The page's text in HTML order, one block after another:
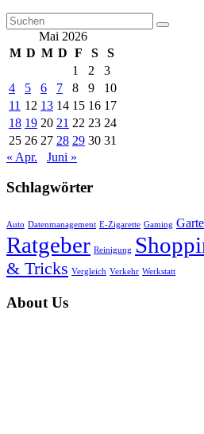
Mai 2026
M D M D F S
S
1
2
3
4
5 6 7 8 9
10
11 12 13 14 15 16 17
18 19 20 21 22 23 24
25 26 27 28 29 30 31
« Apr.
Juni »
Schlagwörter
Auto Datenmanagement E-Zigarette Gaming
Ratgeber Reinigung
& Tricks Vergleich Verkehr Werkstatt
About Us